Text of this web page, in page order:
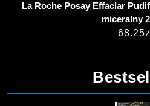
La Roche Posay Effaclar
miceralny
68.25